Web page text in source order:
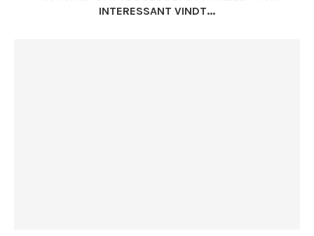
INTERESSANT VINDT...